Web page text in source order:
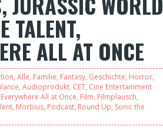
TALENT,
ALL AT ONCE
, Alle, Familie, Fantasy, Geschichte, Horror,
, Audioprodukt, CET, Cine Entertainment
All at Once, Film, Filmplausch,
, Morbius, Podcast, Round Up, Sonic the